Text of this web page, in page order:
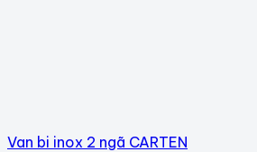
Van bi inox 2 ngã CARTEN